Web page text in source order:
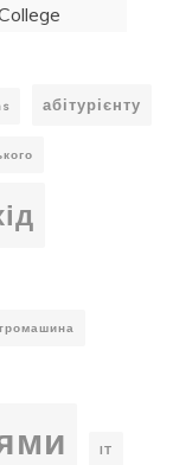
абітурієнту
ІТ